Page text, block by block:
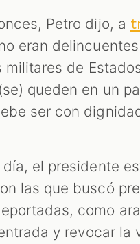
Petro dijo, a
eran
militares de
queden en un
ser con
día, el presidente
las que buscó
como
y revocar la